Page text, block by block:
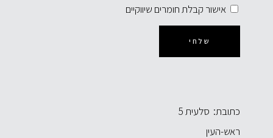
אישור קבלת חומרים שיווקיים
שלחי
כתובת: סלעית 5
ראש-העין